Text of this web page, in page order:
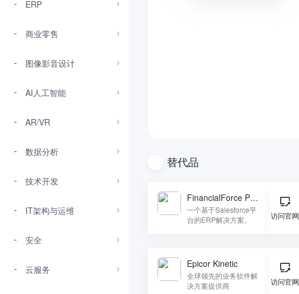
ERP
商业零售
图像影音设计
AI人工智能
AR/VR
数据分析
技术开发
IT架构与运维
安全
云服务
替代品
FinancialForce PS
A
一个基于Salesforce平
台的ERP解决方案。
访问官网
Epicor Kinetic
全球领先的业务软件解
决方案提供商
访问官网